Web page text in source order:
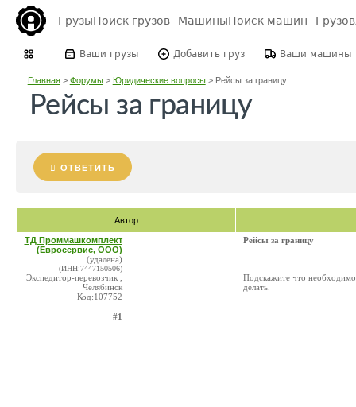
ГрузыПоиск грузов МашиныПоиск машин
Ваши грузы Добавить груз Ваши машины
Главная> Форумы> Юридические вопросы> Рейсы за границу
Рейсы за границу
ОТВЕТИТЬ
Автор
ТД Проммашкомплект
(Евросервис, ООО)
(удалена)
(ИНН:7447150506)
Экспедитор-перевозчик ,
Челябинск
Код:107752
#1
Рейсы за границу
Подскажите что
делать.